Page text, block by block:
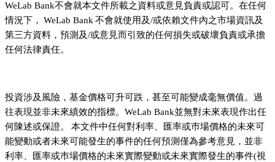
WeLab Bank不會就本文件所載之資料或意見負責或認可。在任何
情況下， WeLab Bank 不會就使用及/或依賴文件內之市場資訊及
第三方資料，預測及/或意見而引致的任何損失或破壞負責或承擔
任何法律責任。
投資涉及風險，基金價格可升可跌，甚至可能變成毫無價值。過
往表現並非未來績效的指標。WeLab Bank並無對未來表現作出任
何陳述或保證。 本文件中任何對利率、匯率或巿場價格的未來可
能變動或者未來可能發生的事件的任何預測僅為參考意見，並非
利率、匯率或巿場價格的未來實際變動或未來實際發生的事件(視